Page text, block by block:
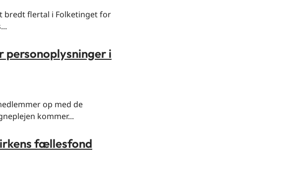
bredt flertal i Folketinget for
i
op med de
kommer...
fællesfond